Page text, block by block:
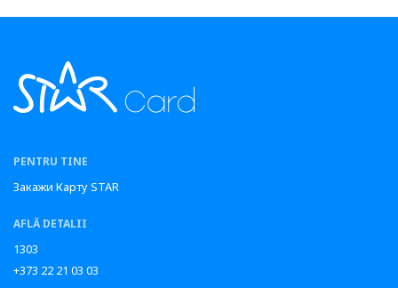
PENTRU TINE
Закажи Карту STAR
AFLĂ DETALII
1303
+373 22 21 03 03